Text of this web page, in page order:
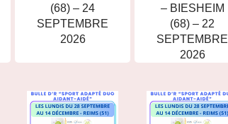
(68) – 24
SEPTEMBRE
2026
– BIESHEIM
(68) – 22
SEPTEMBRE
2026